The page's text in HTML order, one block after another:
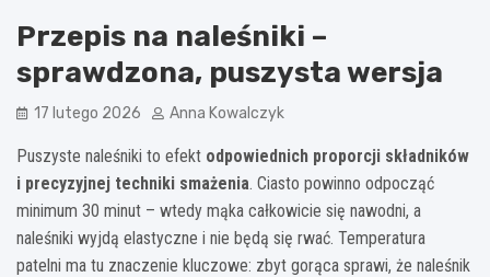
Przepis na naleśniki –
sprawdzona, puszysta wersja
17 lutego 2026 Anna Kowalczyk
Puszyste naleśniki to efekt odpowiednich proporcji składników
i precyzyjnej techniki smażenia. Ciasto powinno odpocząć
minimum 30 minut – wtedy mąka całkowicie się nawodni, a
naleśniki wyjdą elastyczne i nie będą się rwać. Temperatura
patelni ma tu znaczenie kluczowe: zbyt gorąca sprawi, że naleśnik